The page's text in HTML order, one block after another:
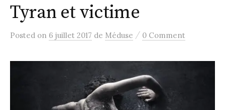
Tyran et victime
Posted on 6 juillet 2017 de Méduse / 0 Comment